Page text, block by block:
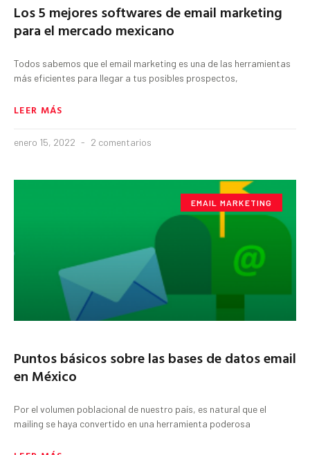
Los 5 mejores softwares de email marketing
para el mercado mexicano
Todos sabemos que el email marketing es una de las herramientas
más eficientes para llegar a tus posibles prospectos,
LEER MÁS
enero 15, 2022 2 comentarios
EMAIL MARKETING
Puntos básicos sobre las bases de datos email
en México
Por el volumen poblacional de nuestro país, es natural que el
mailing se haya convertido en una herramienta poderosa